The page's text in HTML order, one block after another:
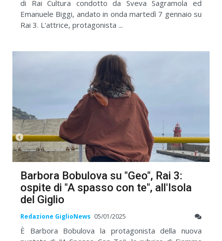
di Rai Cultura condotto da Sveva Sagramola ed
Emanuele Biggi, andato in onda martedì 7 gennaio su
Rai 3. L'attrice, protagonista ...
Barbora Bobulova su "Geo", Rai 3:
ospite di "A spasso con te", all'Isola
del Giglio
Redazione GiglioNews 05/01/2025
È Barbora Bobulova la protagonista della nuova